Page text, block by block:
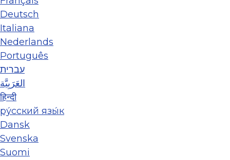
Deutsch
Italiana
Nederlands
Português
עברית
العَرَبِيَّة
हिन्दी
ру́сский язы́к
Dansk
Svenska
Suomi